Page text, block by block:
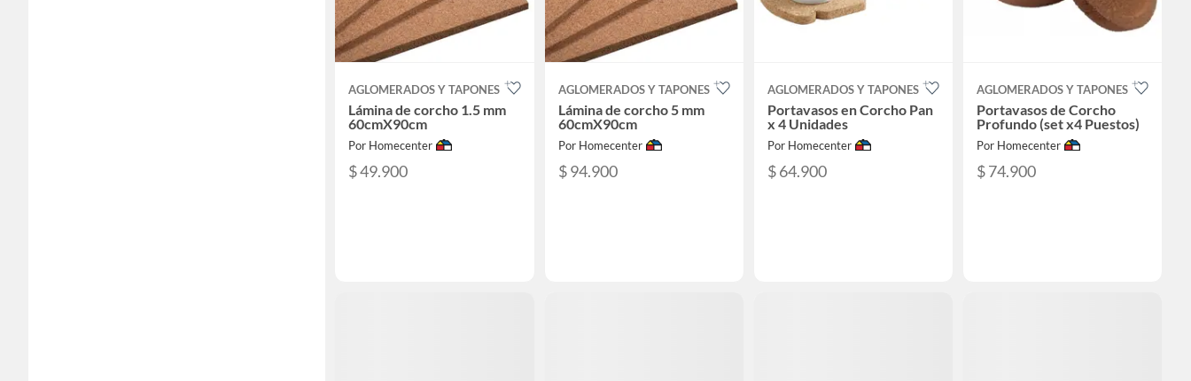
AGLOMERADOS Y TAPONES
Lámina de corcho 1.5 mm
60cmX90cm
Por Homecenter
$ 49.900
AGLOMERADOS Y TAPONES
Lámina de corcho 5 mm
60cmX90cm
Por Homecenter
$ 94.900
AGLOMERADOS Y TAPONES
Portavasos en Corcho Pan
x 4 Unidades
Por Homecenter
$ 64.900
AGLOMERADOS Y TAPONES
Portavasos de Corcho
Profundo (set x4 Puestos)
Por Homecenter
$ 74.900